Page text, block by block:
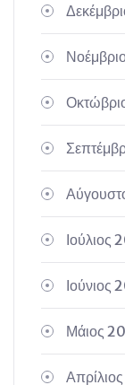
Ιούλιος
Ιούνιος
Μάιος